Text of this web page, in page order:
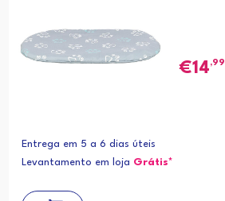
14,99
Entrega em 5 a 6 dias úteis
Levantamento em loja Grátis*